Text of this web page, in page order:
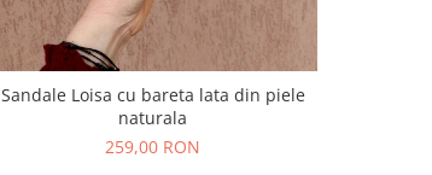
Sandale Loisa cu bareta lata din piele
naturala
259,00 RON